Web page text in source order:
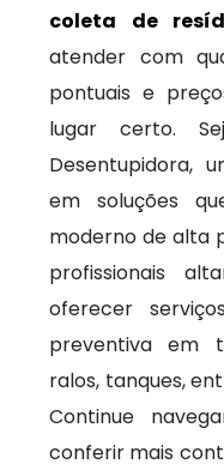
coleta de
atender com
pontuais e
lugar certo.
Desentupidora,
em soluções
moderno de alta
profissionais
oferecer
preventiva em
ralos, tanques,
Continue
conferir mais